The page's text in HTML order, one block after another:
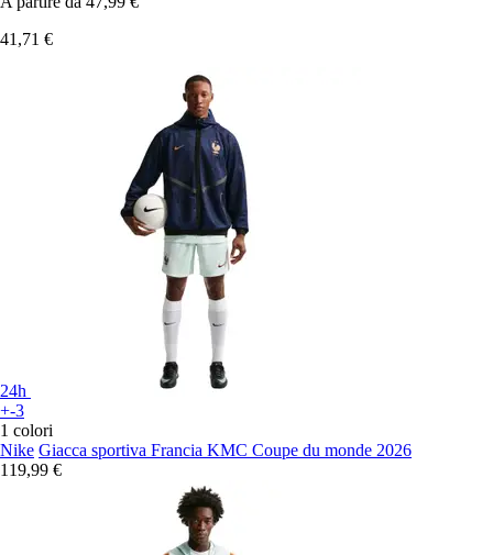
41,71 €
24h
+-3
1 colori
Nike Giacca sportiva Francia KMC Coupe du monde 2026
119,99 €